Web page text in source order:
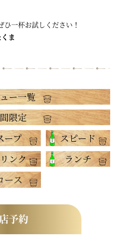
ひ一杯お試しください！
ま
予約